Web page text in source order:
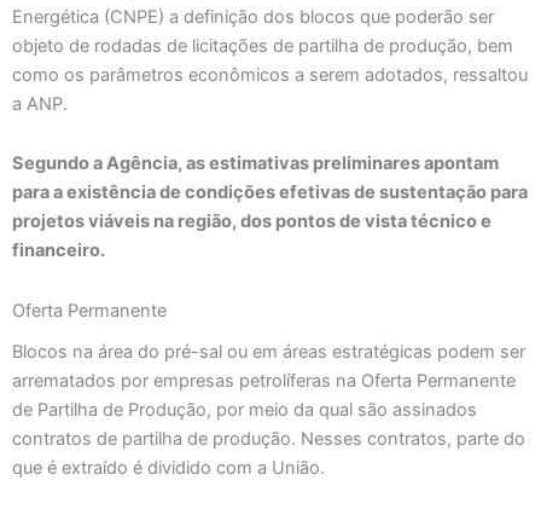
Energética (CNPE) a definição dos blocos que poderão ser
objeto de rodadas de licitações de partilha de produção, bem
como os parâmetros econômicos a serem adotados, ressaltou
a ANP.
Segundo a Agência, as estimativas preliminares apontam
para a existência de condições efetivas de sustentação para
projetos viáveis na região, dos pontos de vista técnico e
financeiro.
Oferta Permanente
Blocos na área do pré-sal ou em áreas estratégicas podem ser
arrematados por empresas petrolíferas na Oferta Permanente
de Partilha de Produção, por meio da qual são assinados
contratos de partilha de produção. Nesses contratos, parte do
que é extraído é dividido com a União.